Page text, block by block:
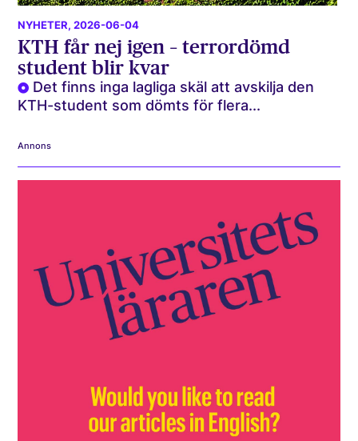
NYHETER, 2026-06-04
KTH får nej igen – terrordömd
student blir kvar
Det finns inga lagliga skäl att avskilja den
KTH-student som dömts för flera...
Annons